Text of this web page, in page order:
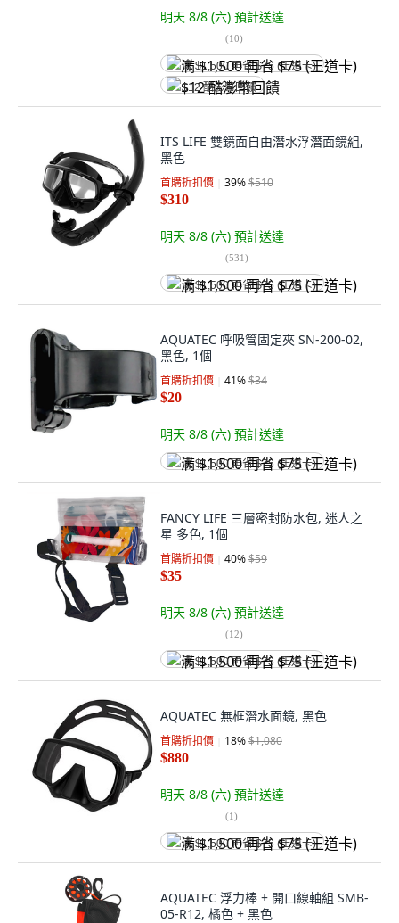
明天 8/8 (六) 預計送達
(10)
满 $1,500 再省 $75 (王道卡)
$12 酷澎幣回饋
ITS LIFE 雙鏡面自由潛水浮潛面鏡組,
黑色
首購折扣價 39%$510
$310
明天 8/8 (六) 預計送達
(531)
满 $1,500 再省 $75 (王道卡)
AQUATEC 呼吸管固定夾 SN-200-02,
黑色, 1個
首購折扣價 41%$34
$20
明天 8/8 (六) 預計送達
满 $1,500 再省 $75 (王道卡)
FANCY LIFE 三層密封防水包, 迷人之
星 多色, 1個
首購折扣價 40%$59
$35
明天 8/8 (六) 預計送達
(12)
满 $1,500 再省 $75 (王道卡)
AQUATEC 無框潛水面鏡, 黑色
首購折扣價 18%$1,080
$880
明天 8/8 (六) 預計送達
(1)
满 $1,500 再省 $75 (王道卡)
AQUATEC 浮力棒 + 開口線軸組 SMB-
05-R12, 橘色 + 黑色